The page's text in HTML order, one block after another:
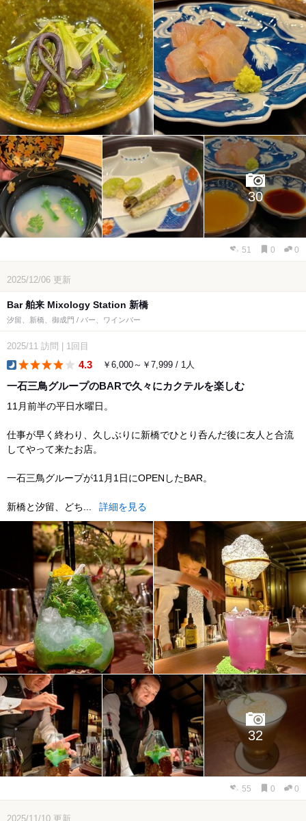
30
51 0 0
2025/12/06 更新
Bar 舶来 Mixology Station 新橋
汐留、新橋、御成門 / バー、ワインバー
2025/11 訪問 1回目
4.3 ￥6,000～￥7,999 / 1人
一石三鳥グループのBARで久々にカクテルを楽しむ
11月前半の平日水曜日。
仕事が早く終わり、久しぶりに新橋でひとり呑んだ後に友人と合流
してやって来たお店。
一石三鳥グループが11月1日にOPENしたBAR。
新橋と汐留、どち... 詳細を見る
32
55 0 0
2025/11/10 更新